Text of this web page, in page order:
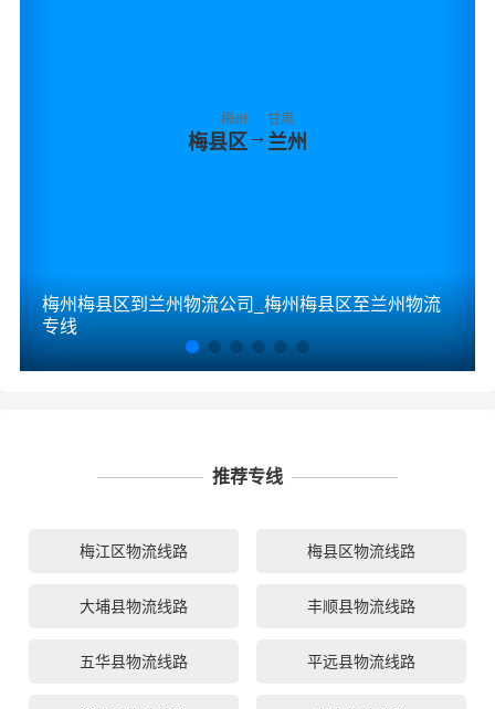
梅州
梅县区→
甘肃
兰州
梅州梅县区到兰州物流公司_梅州梅县区至兰州物流
专线
推荐专线
梅江区物流线路 梅县区物流线路
大埔县物流线路 丰顺县物流线路
五华县物流线路 平远县物流线路